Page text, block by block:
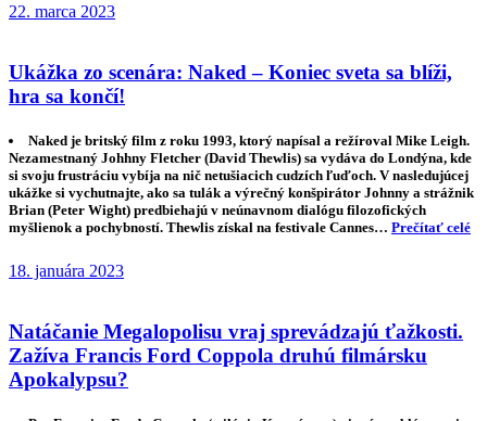
22. marca 2023
Ukážka zo scenára: Naked – Koniec sveta sa blíži,
hra sa končí!
Naked je britský film z roku 1993, ktorý napísal a režíroval Mike Leigh.
Nezamestnaný Johhny Fletcher (David Thewlis) sa vydáva do Londýna, kde
si svoju frustráciu vybíja na nič netušiacich cudzích ľuďoch. V nasledujúcej
ukážke si vychutnajte, ako sa tulák a výrečný konšpirátor Johnny a strážnik
Brian (Peter Wight) predbiehajú v neúnavnom dialógu filozofických
myšlienok a pochybností. Thewlis získal na festivale Cannes… Prečítať celé
18. januára 2023
Natáčanie Megalopolisu vraj sprevádzajú ťažkosti.
Zažíva Francis Ford Coppola druhú filmársku
Apokalypsu?